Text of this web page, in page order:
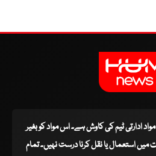
مواد ادارتی ٹیم کی کاوش ہے۔ اس مواد کو بغیر
استعمال یا نقل کرنا درست نہیں۔ تمام